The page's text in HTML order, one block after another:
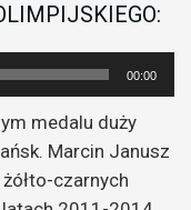
00:00
medalu duży
Marcin Janusz
czarnych